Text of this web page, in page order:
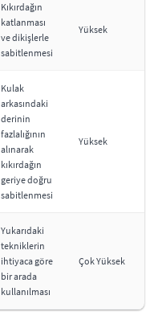
Kıkırdağın
katlanması
ve dikişlerle
sabitlenmesi
Yüksek
Kulak
arkasındaki
derinin
fazlalığının
alınarak
kıkırdağın
geriye doğru
sabitlenmesi
Yüksek
Yukarıdaki
tekniklerin
ihtiyaca göre
bir arada
kullanılması
Çok Yüksek